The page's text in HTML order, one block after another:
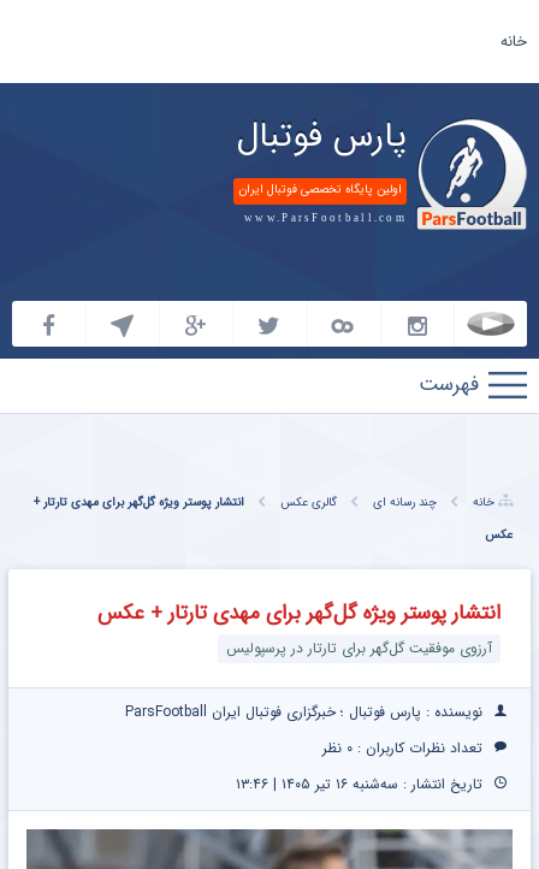
خانه
پارس فوتبال
اولین پایگاه تخصصی فوتبال ایران
www.ParsFootball.com
پارس
فوتبال
مطالب پیشنهادی
مجموعه
47
عددی
دریل
پیچ
شارژی
(تخفیف
به مدت
محدود)
ویترینی
9 فوت
ایستکول
(جدید)
میلیارد
اعتبار
خرید
قسطی
ماهه
پرداخت
فروشگاه
هستی؟
وام تا ۳
بگیر
وام سرمایه
خانه چند رسانه ای گالری عکس
انتشار پوستر ویژه گل‌گهر برای مهدی تارتار + عکس
آرزوی موفقیت گل‌گهر برای تارتار در پرسپولیس
نویسنده : پارس فوتبال ؛ خبرگزاری فوتبال ایران ParsFootball